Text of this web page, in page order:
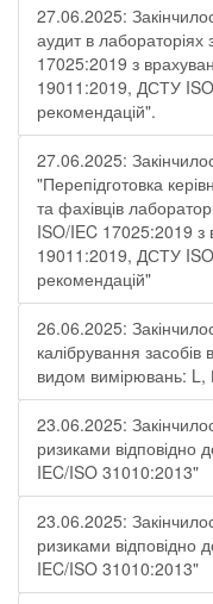
27.06.2025:
аудит в
17025:2019 з
19011:2019, ДСТУ
рекомендацій".
27.06.2025:
"Перепідготовка
та фахівців
ISO/IEC 17025:2019
19011:2019, ДСТУ
рекомендацій"
26.06.2025:
калібрування
видом вимірювань:
23.06.2025:
ризиками
IEC/ISO 31010:2013"
23.06.2025:
ризиками
IEC/ISO 31010:2013"